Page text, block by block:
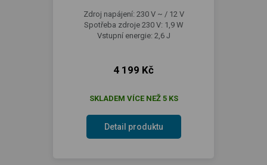
Zdroj napájení: 230 V ~ / 12 V
Spotřeba zdroje 230 V: 1,9 W
Vstupní energie: 2,6 J
4 199 Kč
SKLADEM VÍCE NEŽ 5 KS
Detail produktu